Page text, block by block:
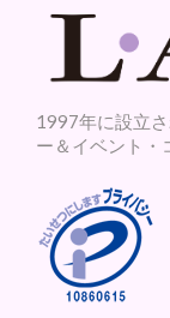
1997年に設立
ー＆イベント・